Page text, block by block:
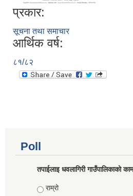
प्रकार:
सूचना तथा समाचार
आर्थिक वर्ष:
८१/८२
Poll
तपाईलाइ धवलागिरी गाउँपालिकाको
Choices
राम्रो